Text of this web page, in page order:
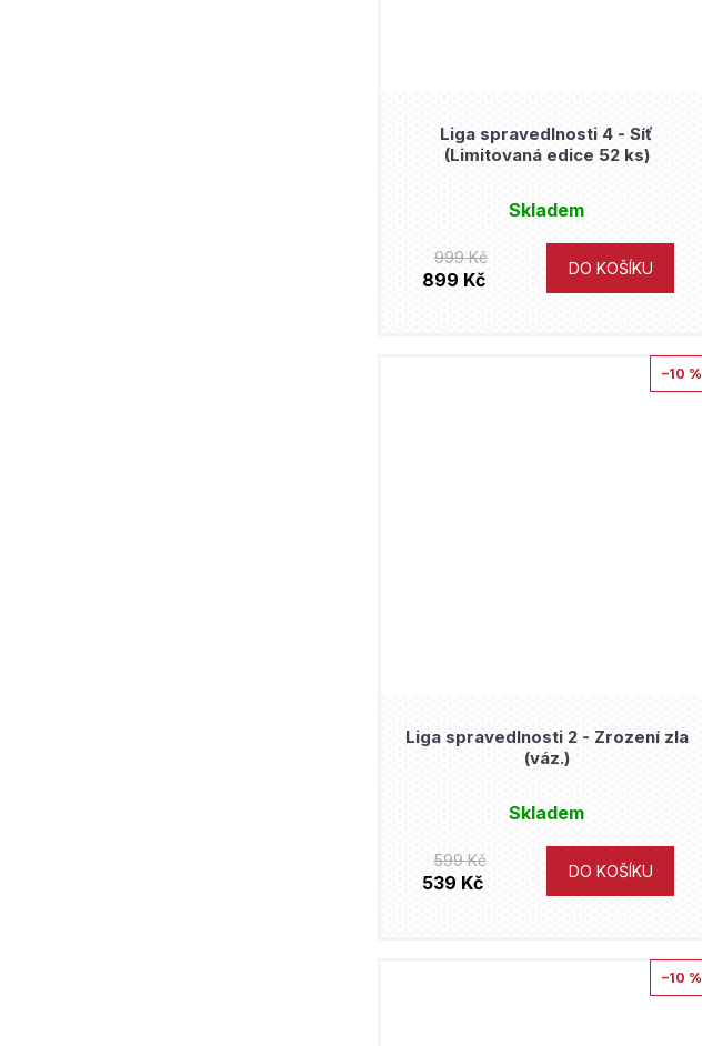
Liga spravedlnosti 4 - Síť
(Limitovaná edice 52 ks)
Skladem
999 Kč
899 Kč
DO KOŠÍKU
–10 %
Liga spravedlnosti 2 - Zrození zla
(váz.)
Skladem
599 Kč
539 Kč
DO KOŠÍKU
–10 %